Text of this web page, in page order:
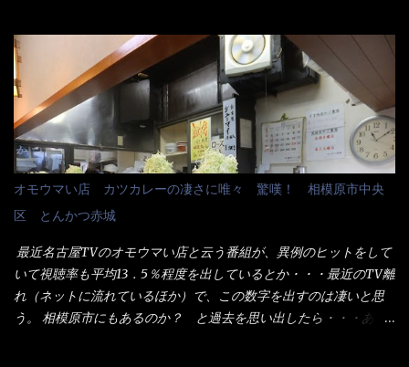
＞サイズを食べられるか？である。 前回も、大しか食べていない
からね、得がどれくらいの満腹度になるのか？ この得サイズの木
桶は、銭湯で使う洗い桶サイズだなぁ～ この木桶サイズに、満々
と湯が注がれていたら食べ進むうちに、麺が伸びてしまうだろ
う。 これなら茹で上がった直後のままで、食べ進められるじゃな
いか！ 別皿で、葱と天かすを満タンに用意して、山葵も2つ。 そ
れに湯が無い利点として、汁が薄まらない！ これだよ、こ
れ！！ 湯があると、うどんと共に汁の方へ湯までも入ってしま
う。つまりラーメンの麺にスープが絡む現象ですな。 結局、伸び
ずに汁も薄らむこともなく・・最後の方で＜だし汁＞を少し追加
しました。 腹イッパイだけど、得サイズは全てお腹の中へ収まっ
たし満足達成度100％ 苦しいと云う事も無いな！ まだ鶏天1個位
は入りそうだね。 と云う事で、今回＜釜揚げうどんの湯無し＞を
試したら、確...
中元は、丁度お盆の夏場に日頃お世話になっている方への＜ご挨
拶＞としての贈り物の習慣です。 今では、大分廃れてしまってい
るかと・・・小生もお中元やお歳暮など送った事は無い！（キッ
パリ） まぁ～この慣習が残っているのは、官公庁や超大手企業戦
士（昇進目的）などの世界でしょう。 要は、ゴマスリ・・・てな
感じかな。 丸亀製麺と云えば、大阪誕生→全国区（北海道と沖縄
は？）へ広がった、讃岐饂飩チェーン店大手といっても過言では
無いでしょう。 各店舗で、毎日饂飩を打っているので饂飩好きの
方には店舗に寄って違う！と云う人も居るらしい・・ そんな大手
讃岐饂飩チェーン店と関係があるのか？ 箱詰め乾麺！ このパッ
ケージからすれば、間違いなく贈答用目的でしょう。 そんな贈答
用箱詰め饂飩・・・またもやメガドンキで発見し購入！ 中身は、
この様な状態です。 乾麺の束が6束／一パックになっており、それ
オモウマい店 カツカレーの凄さに唯々 驚嘆！ 相模原市中央
区 とんかつ赤城
最近名古屋TVのオモウマい店と云う番組が、異例のヒットをして
いて視聴率も平均13．5％程度を出しているとか・・・最近のTV離
れ（ネットに流れているほか）で、この数字を出すのは凄いと思
う。 相模原市にもあるのか？ と過去を思い出したら・・・あっ